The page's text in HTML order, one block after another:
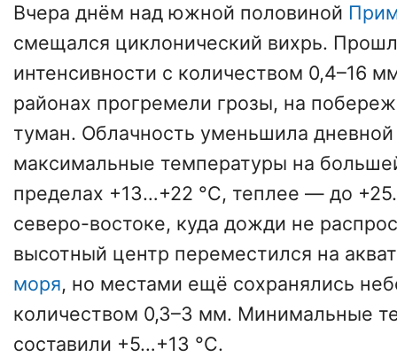
Вчера днём над южной половиной
смещался циклонический вихрь.
интенсивности с количеством 0,4–16
районах прогремели грозы, на
туман. Облачность уменьшила дневной
максимальные температуры на
пределах +13…+22 °C, теплее — до
северо-востоке, куда дожди не
высотный центр переместился на
моря, но местами ещё сохранялись
количеством 0,3–3 мм. Минимальные
составили +5…+13 °C.